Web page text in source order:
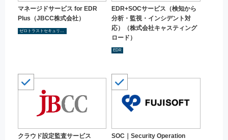
マネージドサービス for EDR
Plus（JBCC株式会社）
EDR+SOCサービス（検知から
分析・監視・インシデント対
応）（株式会社キャスティング
ロード）
EDR
クラウド設定監査サービス
SOC｜Security Operation